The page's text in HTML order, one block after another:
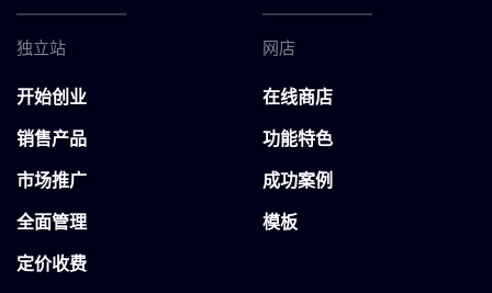
独立站
开始创业
销售产品
市场推广
全面管理
定价收费
网店
在线商店
功能特色
成功案例
模板